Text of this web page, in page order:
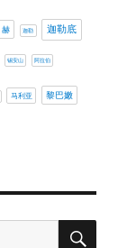
赫 迦勒 迦勒底
锡安山 阿拉伯
马利亚 黎巴嫩